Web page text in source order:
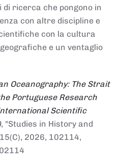
ricerca che pongono in
con altre discipline e
con la cultura
e un ventaglio
Oceanography: The Strait
Portuguese Research
Scientific
, "Studies in History and
2026, 102114,